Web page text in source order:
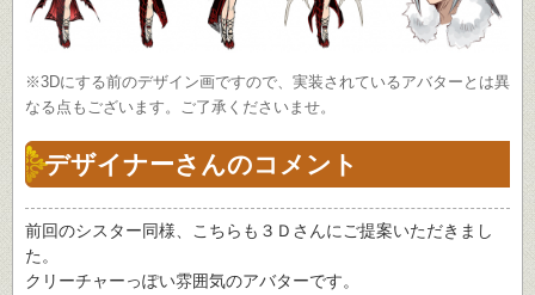
※3Dにする前のデザイン画ですので、実装されているアバターとは異
なる点もございます。ご了承くださいませ。
デザイナーさんのコメント
前回のシスター同様、こちらも３Ｄさんにご提案いただきまし
た。
クリーチャーっぽい雰囲気のアバターです。